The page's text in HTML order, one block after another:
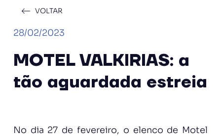
VOLTAR
28/02/2023
MOTEL VALKIRIAS: a
tão aguardada estreia
No dia 27 de fevereiro, o elenco de Motel